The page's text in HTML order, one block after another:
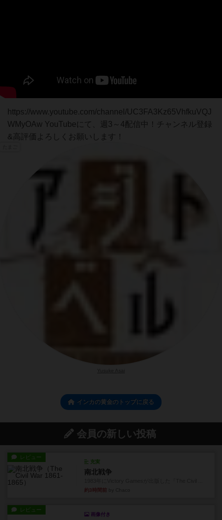
https://www.youtube.com/channel/UC3FA3Kz65VhfkuVQJ
WMyOAw YouTubeにて、週3～4配信中！チャンネル登録
&高評価よろしくお願いします！
インカの黄金のトップに戻る
会員の新しい投稿
レビュー
充実
南北戦争
約3時間前
レビュー
画像付き